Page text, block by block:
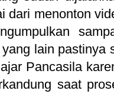
dari menonton
lain pastinya
Pancasila
saat